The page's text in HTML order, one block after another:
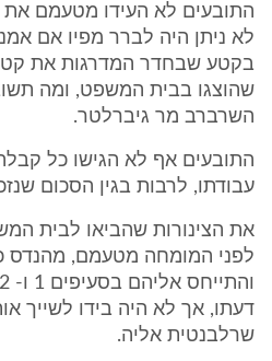
התובעים לא העידו מטעמם את
לא ניתן היה לברר מפיו אם
בקטע שבחדר המדרגות את
שהוצגו בבית המשפט, ומה
השרברב מר גיברלטר.
התובעים אף לא הגישו כל
עבודתו, לרבות בגין הסכום
את הצינורות שהביאו לבית
לפני המומחה מטעמם, מהנדס
דעתו, אך לא היה בידו לשייך
שרלבנטית אליה.